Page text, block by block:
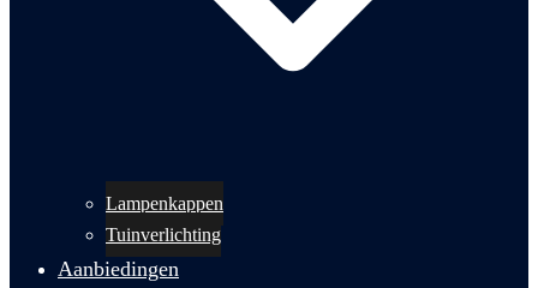
Lampenkappen
Tuinverlichting
Aanbiedingen